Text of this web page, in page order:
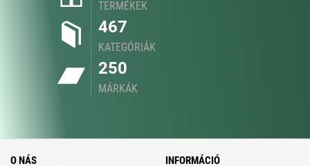
TERMÉKEK
467
KATEGÓRIÁK
250
MÁRKÁK
O NÁS INFORMÁCIÓ